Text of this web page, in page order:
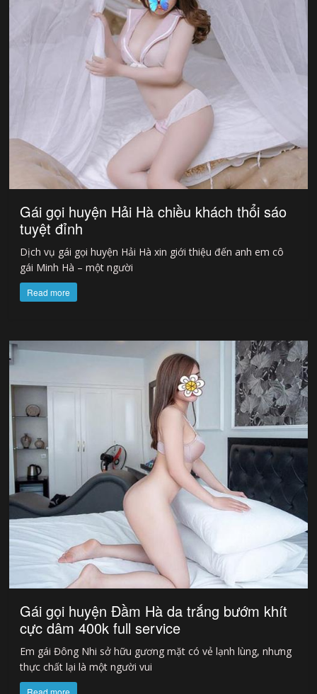
Gái gọi huyện Hải Hà chiều khách thổi sáo
tuyệt đỉnh
Dịch vụ gái gọi huyện Hải Hà xin giới thiệu đến anh em cô
gái Minh Hà – một người
Read more
Gái gọi huyện Đầm Hà da trắng bướm khít
cực dâm 400k full service
Em gái Đông Nhi sở hữu gương mặt có vẻ lạnh lùng, nhưng
thực chất lại là một người vui
Read more